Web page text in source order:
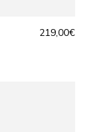
219,00€